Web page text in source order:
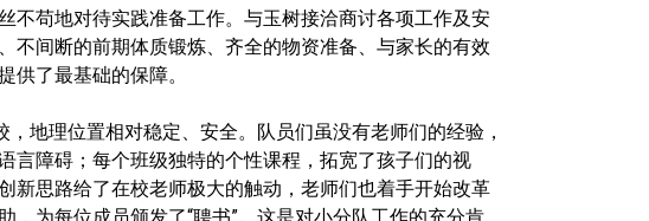
不苟地对待实践准备工作。与玉树接洽商讨各项工作及安
不间断的前期体质锻炼、齐全的物资准备、与家长的有效
供了最基础的保障。
地理位置相对稳定、安全。队员们虽没有老师们的经验，
言障碍；每个班级独特的个性课程，拓宽了孩子们的视
新思路给了在校老师极大的触动，老师们也着手开始改革